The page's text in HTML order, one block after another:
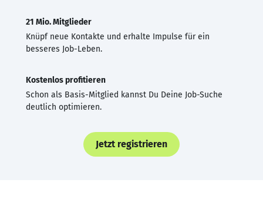
21 Mio. Mitglieder
Knüpf neue Kontakte und erhalte Impulse für ein
besseres Job-Leben.
Kostenlos profitieren
Schon als Basis-Mitglied kannst Du Deine Job-Suche
deutlich optimieren.
Jetzt registrieren